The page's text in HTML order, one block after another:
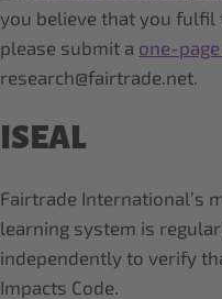
you believe that you fulfil
please submit a one-
research@fairtrade.net.
ISEAL
Fairtrade International’s
learning system is
independently to verify
Impacts Code.